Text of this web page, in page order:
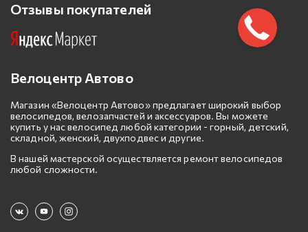
Отзывы покупателей
Велоцентр Автово
Магазин «Велоцентр Автово» предлагает широкий выбор
велосипедов, велозапчастей и аксессуаров. Вы можете
купить у нас велосипед любой категории - горный, детский,
складной, женский, двухподвес и другие.
В нашей мастерской осуществляется ремонт велосипедов
любой сложности.